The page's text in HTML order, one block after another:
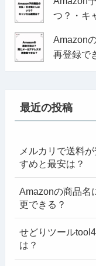
つ？・キ
Amazon
再登録で
最近の投稿
メルカリで送料
すめと最安は？
Amazonの商品名
更できる？
せどりツール
は？